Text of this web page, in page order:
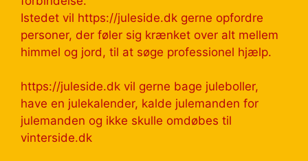
Istedet vil https://juleside.dk gerne opfordre
personer, der føler sig krænket over alt mellem
himmel og jord, til at søge professionel hjælp.
https://juleside.dk vil gerne bage juleboller,
have en julekalender, kalde julemanden for
julemanden og ikke skulle omdøbes til
vinterside.dk